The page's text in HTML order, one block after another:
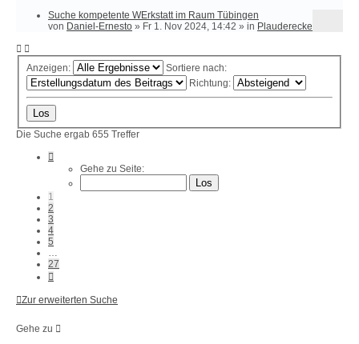
Suche kompetente WErkstatt im Raum Tübingen
von Daniel-Ernesto » Fr 1. Nov 2024, 14:42 » in Plauderecke
Anzeigen:
Sortiere nach:
Richtung:
Die Suche ergab 655 Treffer
Seite
1
Gehe zu Seite:
1
2
3
4
5
…
27
Nächste
Zur erweiterten Suche
Gehe zu